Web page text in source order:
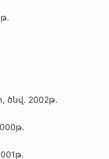
ծնվ. 2002թ.